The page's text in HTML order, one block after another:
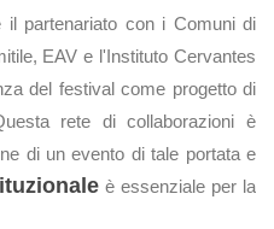
il partenariato con i Comuni di
EAV e l'Instituto Cervantes
del festival come progetto di
rete di collaborazioni è
di un evento di tale portata e
è essenziale per la